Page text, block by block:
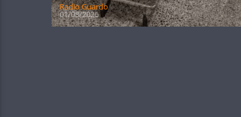
Radio Guardo
01/08/2026